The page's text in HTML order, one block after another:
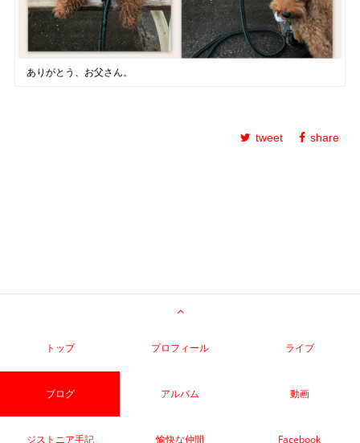
ありがとう、お父さん。
tweet share
トップ プロフィール ライブ
ブログ アルバム 動画
ジストニア手記 愉快な仲間 Facebook